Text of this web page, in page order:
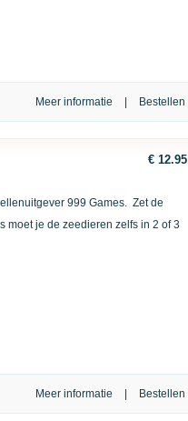
Meer informatie
€ 12.95
999 Games. Zet de
moet je de zeedieren zelfs in 2 of 3
Meer informatie